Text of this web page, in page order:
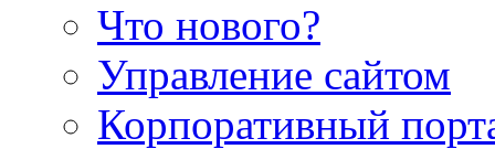
Что нового?
Управление сайтом
Корпоративный